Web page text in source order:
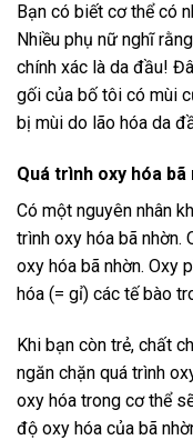
Bạn có biết cơ thể có
Nhiều phụ nữ nghĩ
chính xác là da đầu!
gối của bố tôi có mùi
bị mùi do lão hóa da
Quá trình oxy hóa
Có một nguyên nhân
trình oxy hóa bã nhờn.
oxy hóa bã nhờn. Oxy
hóa (= gỉ) các tế bào
Khi bạn còn trẻ, chất
ngăn chặn quá trình
oxy hóa trong cơ thể
độ oxy hóa của bã